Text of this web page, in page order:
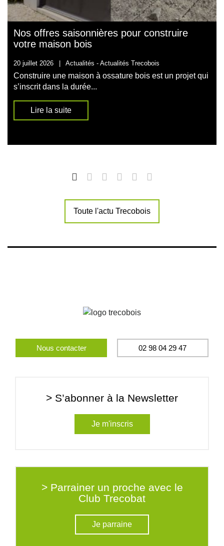
Nos offres saisonnières pour construire
votre maison bois
20 juillet 2026 Actualités - Actualités Trecobois
Construire une maison à ossature bois est un projet qui
s’inscrit dans la durée...
Lire la suite
Toute l'actu Trecobois
Nous contacter 02 98 04 29 47
> S’abonner à la Newsletter
Je m'inscris
> Parrainer un proche avec le
Club Trecobat
Je parraine